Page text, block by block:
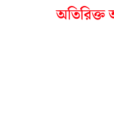
অতিরিক্ত